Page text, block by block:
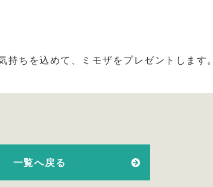
ちを込めて、ミモザをプレゼントします。
一覧へ戻る